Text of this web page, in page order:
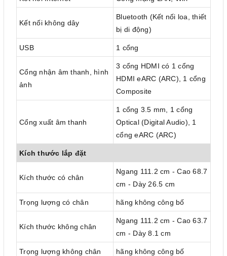
Kết nối không dây
Bluetooth (Kết nối loa, thiết
bị di động)
USB 1 cổng
Cổng nhận âm thanh, hình
ảnh
3 cổng HDMI có 1 cổng
HDMI eARC (ARC), 1 cổng
Composite
Cổng xuất âm thanh
1 cổng 3.5 mm, 1 cổng
Optical (Digital Audio), 1
cổng eARC (ARC)
Kích thước lắp đặt
Kích thước có chân
Ngang 111.2 cm - Cao 68.7
cm - Dày 26.5 cm
Trọng lượng có chân hãng không công bố
Kích thước không chân
Ngang 111.2 cm - Cao 63.7
cm - Dày 8.1 cm
Trọng lượng không chân hãng không công bố